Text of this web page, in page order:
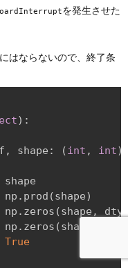
を発生させた
はならないので、終了条
) :
, shape : (int , int)
shape
np . prod (shape)
np . zeros (shape ,
np . zeros (shape
True